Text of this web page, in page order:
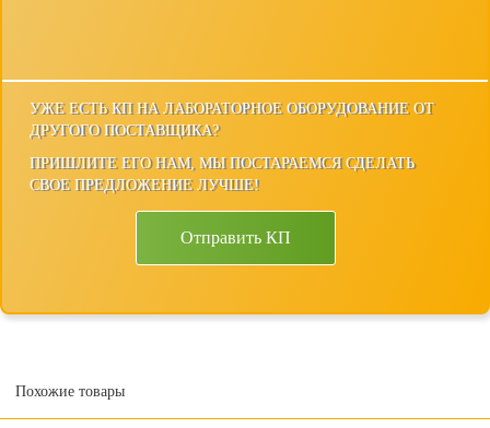
УЖЕ ЕСТЬ КП НА ЛАБОРАТОРНОЕ ОБОРУДОВАНИЕ ОТ
ДРУГОГО ПОСТАВЩИКА?
ПРИШЛИТЕ ЕГО НАМ, МЫ ПОСТАРАЕМСЯ СДЕЛАТЬ
СВОЕ ПРЕДЛОЖЕНИЕ ЛУЧШЕ!
Отправить КП
Похожие товары